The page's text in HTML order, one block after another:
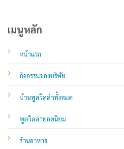
เมนูหลัก
หน้าแรก
กิจกรรมของบริษัท
บ้านพูลวิลล่าทั้งหมด
พูลวิลล่ายอดนิยม
ร้านอาหาร